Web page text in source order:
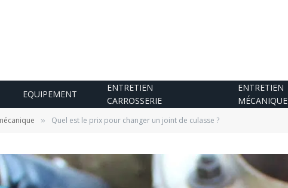
EQUIPEMENT
ENTRETIEN
CARROSSERIE
ENTRETIEN
MÉCANIQUE
» Quel est le prix pour changer un joint de culasse ?